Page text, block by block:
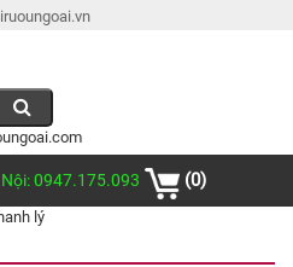
0947.175.093 (0)
lý